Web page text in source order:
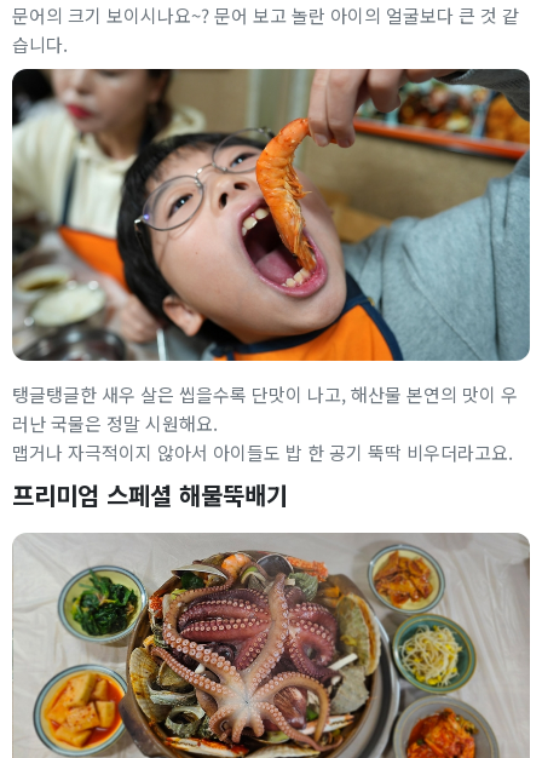
문어의 크기 보이시나요~? 문어 보고 놀란 아이의 얼굴보다 큰 것 같
습니다.
탱글탱글한 새우 살은 씹을수록 단맛이 나고, 해산물 본연의 맛이 우
러난 국물은 정말 시원해요.
맵거나 자극적이지 않아서 아이들도 밥 한 공기 뚝딱 비우더라고요.
프리미엄 스페셜 해물뚝배기